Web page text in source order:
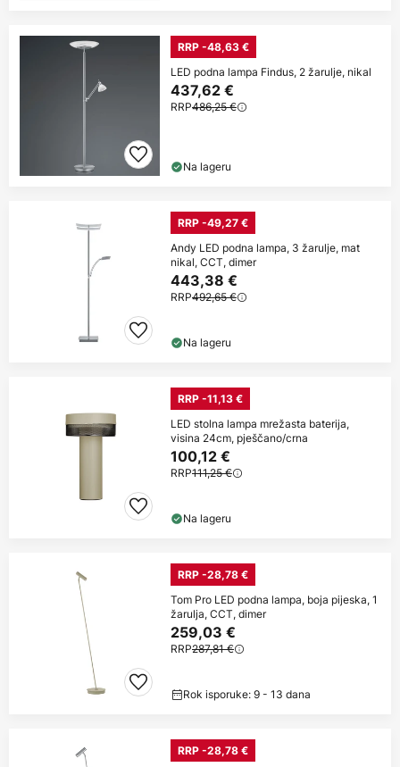
RRP -48,63 €
LED podna lampa Findus, 2 žarulje, nikal
437,62 €
RRP486,25 €
Na lageru
RRP -49,27 €
Andy LED podna lampa, 3 žarulje, mat
nikal, CCT, dimer
443,38 €
RRP492,65 €
Na lageru
RRP -11,13 €
LED stolna lampa mrežasta baterija,
visina 24cm, pješčano/crna
100,12 €
RRP111,25 €
Na lageru
RRP -28,78 €
Tom Pro LED podna lampa, boja pijeska, 1
žarulja, CCT, dimer
259,03 €
RRP287,81 €
Rok isporuke: 9 - 13 dana
RRP -28,78 €